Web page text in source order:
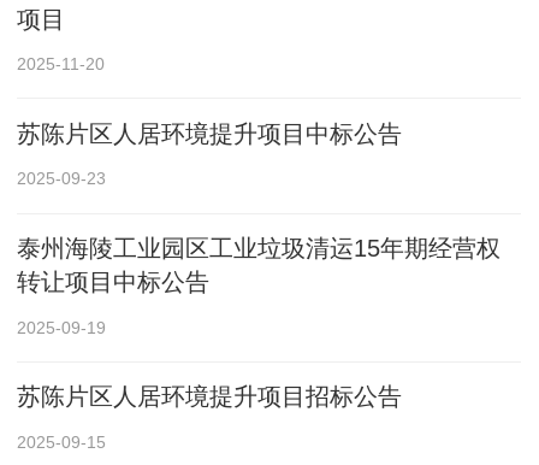
项目
2025-11-20
苏陈片区人居环境提升项目中标公告
2025-09-23
泰州海陵工业园区工业垃圾清运15年期经营权
转让项目中标公告
2025-09-19
苏陈片区人居环境提升项目招标公告
2025-09-15